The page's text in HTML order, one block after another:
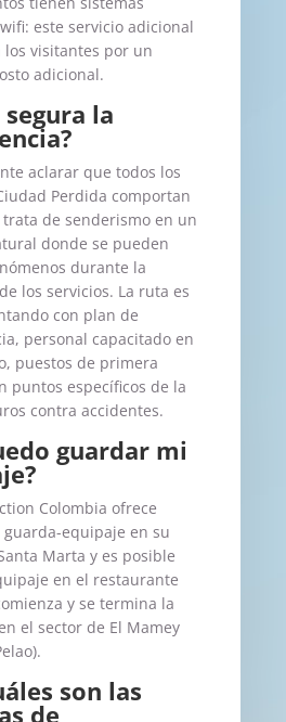
este servicio adicional
los visitantes por un
adicional.
segura la
aclarar que todos los
Perdida comportan
trata de senderismo en un
donde se pueden
durante la
los servicios. La ruta es
con plan de
personal capacitado en
puestos de primera
puntos específicos de la
contra accidentes.
guardar mi
Colombia ofrece
guarda-equipaje en su
Marta y es posible
en el restaurante
y se termina la
el sector de El Mamey
son las
de